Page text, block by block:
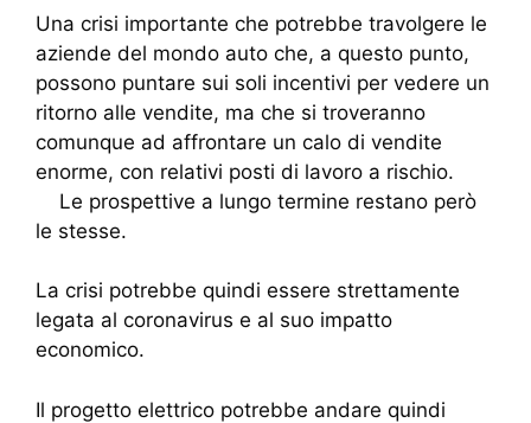
Una crisi importante che potrebbe travolgere le
aziende del mondo auto che, a questo punto,
possono puntare sui soli incentivi per vedere un
ritorno alle vendite, ma che si troveranno
comunque ad affrontare un calo di vendite
enorme, con relativi posti di lavoro a rischio.
Le prospettive a lungo termine restano però
le stesse.
La crisi potrebbe quindi essere strettamente
legata al coronavirus e al suo impatto
economico.
Il progetto elettrico potrebbe andare quindi